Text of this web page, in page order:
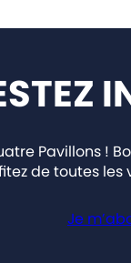
Pavillons !
de toutes
Je